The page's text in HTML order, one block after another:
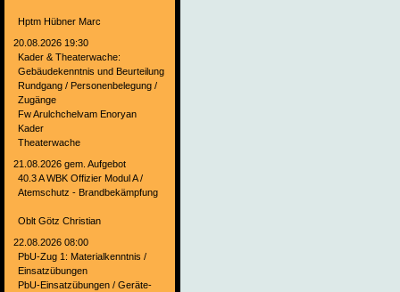
Hptm Hübner Marc
20.08.2026 19:30
Kader & Theaterwache:
Gebäudekenntnis und Beurteilung
Rundgang / Personenbelegung /
Zugänge
Fw Arulchchelvam Enoryan
Kader
Theaterwache
21.08.2026 gem. Aufgebot
40.3 A WBK Offizier Modul A /
Atemschutz - Brandbekämpfung
Oblt Götz Christian
22.08.2026 08:00
PbU-Zug 1: Materialkenntnis /
Einsatzübungen
PbU-Einsatzübungen / Geräte-